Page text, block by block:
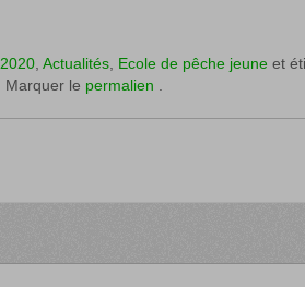
2020 Actualités Ecole de pêche jeune et
. Marquer le permalien